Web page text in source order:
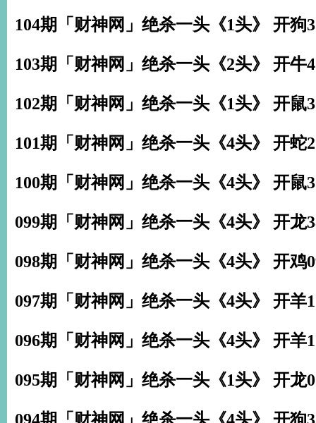
104期「财神网」绝杀一头《1头》 开狗
103期「财神网」绝杀一头《2头》 开牛
102期「财神网」绝杀一头《1头》 开鼠
101期「财神网」绝杀一头《4头》 开蛇
100期「财神网」绝杀一头《4头》 开鼠
099期「财神网」绝杀一头《4头》 开龙
098期「财神网」绝杀一头《4头》 开鸡
097期「财神网」绝杀一头《4头》 开羊
096期「财神网」绝杀一头《4头》 开羊
095期「财神网」绝杀一头《1头》 开龙